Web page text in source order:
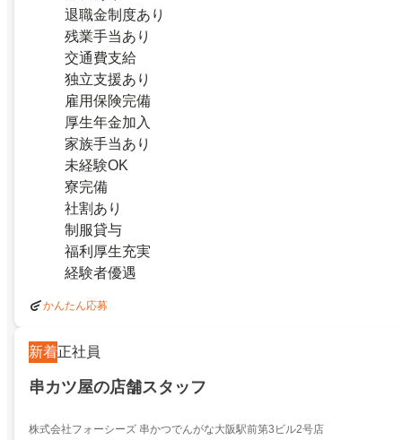
退職金制度あり
残業手当あり
交通費支給
独立支援あり
雇用保険完備
厚生年金加入
家族手当あり
未経験OK
寮完備
社割あり
制服貸与
福利厚生充実
経験者優遇
かんたん応募
新着正社員
串カツ屋の店舗スタッフ
株式会社フォーシーズ 串かつでんがな大阪駅前第3ビル2号店